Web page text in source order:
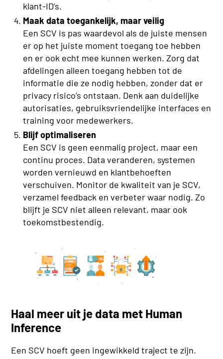
klant-ID’s.
Maak data toegankelijk, maar veilig
Een SCV is pas waardevol als de juiste mensen
er op het juiste moment toegang toe hebben
en er ook echt mee kunnen werken. Zorg dat
afdelingen alleen toegang hebben tot de
informatie die ze nodig hebben, zonder dat er
privacy risico’s ontstaan. Denk aan duidelijke
autorisaties, gebruiksvriendelijke interfaces en
training voor medewerkers.
Blijf optimaliseren
Een SCV is geen eenmalig project, maar een
continu proces. Data veranderen, systemen
worden vernieuwd en klantbehoeften
verschuiven. Monitor de kwaliteit van je SCV,
verzamel feedback en verbeter waar nodig. Zo
blijft je SCV niet alleen relevant, maar ook
toekomstbestendig.
Haal meer uit je data met Human
Inference
Een SCV hoeft geen ingewikkeld traject te zijn.